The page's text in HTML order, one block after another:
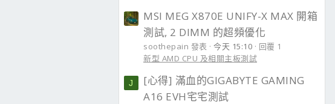
MSI MEG X870E UNIFY-X MAX 開箱
測試, 2 DIMM 的超頻優化
soothepain 發表 今天 15:10
回覆 1
新型 AMD CPU 及相關主板測試
J
[心得] 滿血的GIGABYTE GAMING
A16 EVH宅宅測試